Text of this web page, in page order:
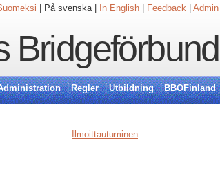
| På svenska | In English Feedback Admin
Bridgeförbund
Regler Utbildning BBOFinland
Ilmoittautuminen